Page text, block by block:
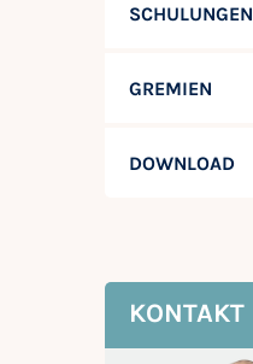
SCHULUNGEN
GREMIEN
DOWNLOAD
KONTAKT